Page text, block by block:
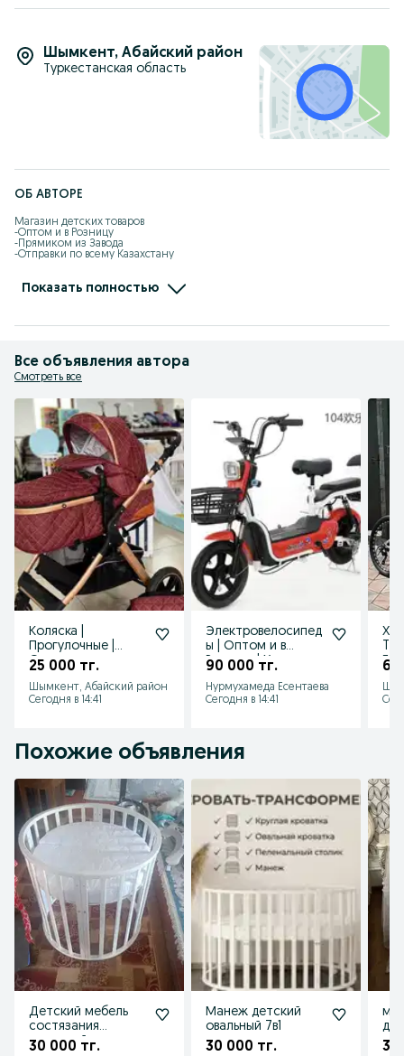
Шымкент, Абайский район
Туркестанская область
ОБ АВТОРЕ
Магазин детских товаров
-Оптом и в Розницу
-Прямиком из Завода
-Отправки по всему Казахстану
-Без выходных с 10:00-22:00
-Доставка по городу Шымкент бесплатно
Показать полностью
Все объявления автора
Смотреть все
Коляска |
Прогулочные |
Оптом и в розницу
25 000 тг.
Шымкент, Абайский район
Сегодня в 14:41
Электровелосипед
ы | Оптом и в
Розницу | Хит
90 000 тг.
Нурмухамеда Есентаева
Сегодня в 14:41
60
Похожие объявления
Детский мебель
состязания
отличный
30 000 тг.
Манеж детский
овальный 7в1
30 000 тг. 30